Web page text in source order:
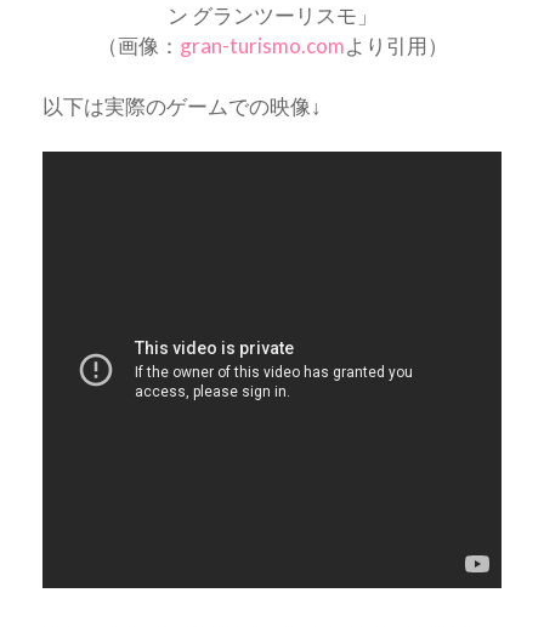
ン グランツーリスモ」
（画像： gran-turismo.comより引用）
以下は実際のゲームでの映像↓